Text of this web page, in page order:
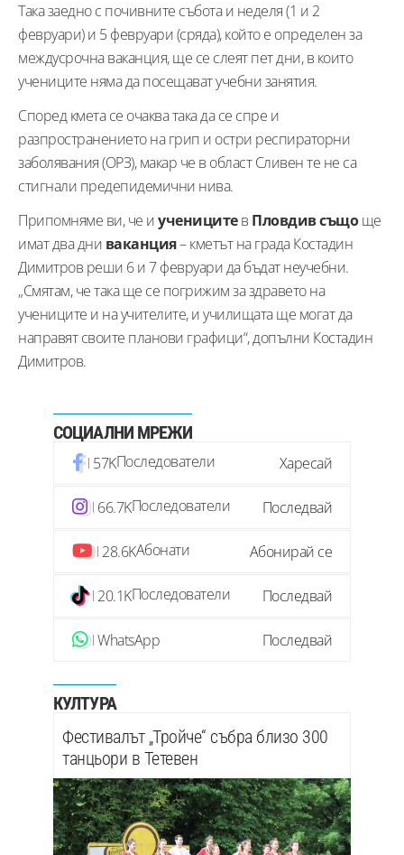
Така заедно с почивните събота и неделя (1 и 2
февруари) и 5 февруари (сряда), който е определен за
междусрочна ваканция, ще се слеят пет дни, в които
учениците няма да посещават учебни занятия.
Според кмета се очаква така да се спре и
разпространението на грип и остри респираторни
заболявания (ОРЗ), макар че в област Сливен те не са
стигнали предепидемични нива.
Припомняме ви, че иученицитев Пловдив същоще
имат два дни ваканция– кметът на града Костадин
Димитров реши 6 и 7 февруари да бъдат неучебни.
„Смятам, че така ще се погрижим за здравето на
учениците и на учителите, и училищата ще могат да
направят своите планови графици“, допълни Костадин
Димитров.
СОЦИАЛНИ МРЕЖИ
57KПоследователи Харесай
66.7KПоследователи Последвай
28.6KАбонати Абонирай се
20.1KПоследователи Последвай
WhatsApp Последвай
КУЛТУРА
Фестивалът „Тройче“ събра близо 300
танцьори в Тетевен